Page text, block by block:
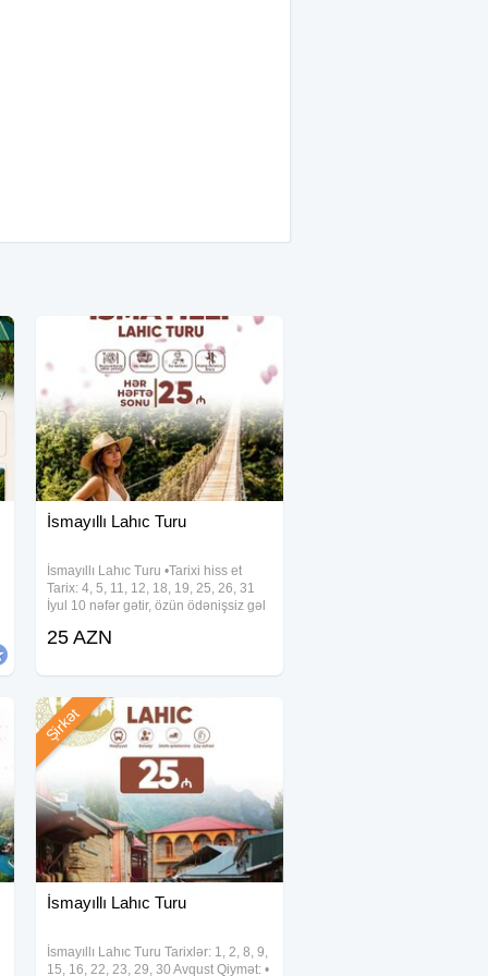
İsmayıllı Lahıc Turu
İsmayıllı Lahıc Turu •Tarixi hiss et
Tarix: 4, 5, 11, 12, 18, 19, 25, 26, 31
İyul 10 nəfər gətir, özün ödənişsiz gəl
uşaqlar 10% endirim Qrup turlarımıza
25 AZN
İsmayıllı Lahıc Turu
İsmayıllı Lahıc Turu Tarixlər: 1, 2, 8, 9,
15, 16, 22, 23, 29, 30 Avqust Qiymət: •
Şirkət